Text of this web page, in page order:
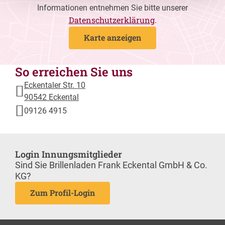
Informationen entnehmen Sie bitte unserer
Datenschutzerklärung.
Karte anzeigen
So erreichen Sie uns
Eckentaler Str. 10
90542 Eckental
09126 4915
Login Innungsmitglieder
Sind Sie Brillenladen Frank Eckental GmbH & Co.
KG?
Zum Profil-Login